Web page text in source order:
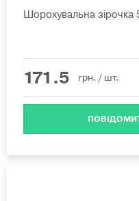
Шорохувальна зірочка
171.5 грн. / шт.